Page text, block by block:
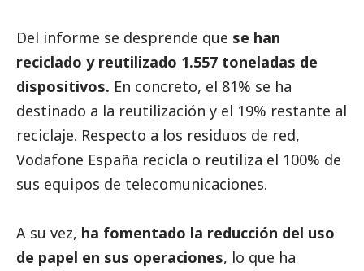
Del informe se desprende que se han
reciclado y reutilizado 1.557 toneladas de
dispositivos. En concreto, el 81% se ha
destinado a la reutilización y el 19% restante al
reciclaje. Respecto a los residuos de red,
Vodafone España recicla o reutiliza el 100% de
sus equipos de telecomunicaciones.
A su vez, ha fomentado la reducción del uso
de papel en sus operaciones, lo que ha